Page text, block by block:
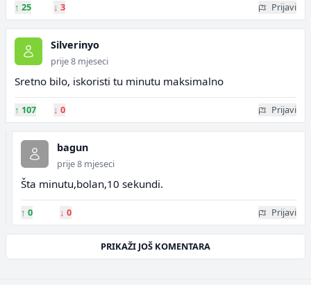
↑ 25 ↓ 3 Prijavi
Silverinyo
prije 8 mjeseci
Sretno bilo, iskoristi tu minutu maksimalno
↑ 107 ↓ 0 Prijavi
bagun
prije 8 mjeseci
Šta minutu,bolan,10 sekundi.
↑ 0 ↓ 0 Prijavi
PRIKAŽI JOŠ KOMENTARA